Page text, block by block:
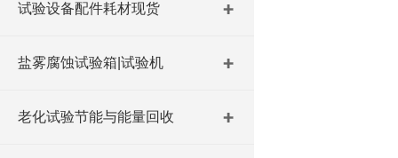
试验设备配件耗材现货
盐雾腐蚀试验箱|试验机
老化试验节能与能量回收